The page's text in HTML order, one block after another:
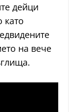
дейци
като
на вече